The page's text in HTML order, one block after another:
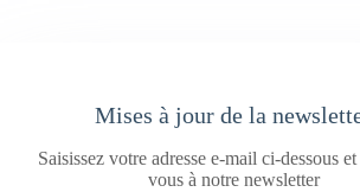
Mises à jour de la
Saisissez votre adresse e-mail ci-dessous
vous à notre newsletter